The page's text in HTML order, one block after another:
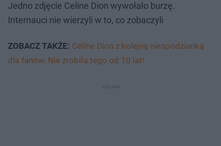
Jedno zdjęcie Celine Dion wywołało burzę.
Internauci nie wierzyli w to, co zobaczyli
ZOBACZ TAKŻE: Céline Dion z kolejną niespodzianką
dla fanów. Nie zrobiła tego od 10 lat!